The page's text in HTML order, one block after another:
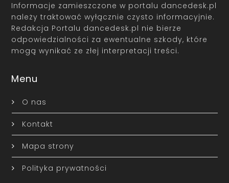
Informacje zamieszczone w portalu dancedesk.pl
należy traktować wyłącznie czysto informacyjnie.
Redakcja Portalu dancedesk.pl nie bierze
odpowiedzialności za ewentualne szkody, które
mogą wynikać ze złej interpretacji treści.
Menu
O nas
Kontakt
Mapa strony
Polityka prywatności